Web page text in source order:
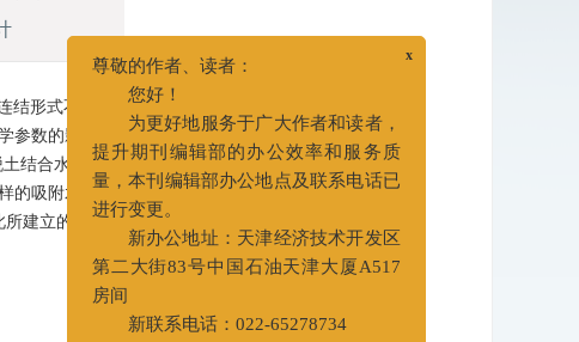
结形式不同。
参数的影响，
结合水含量与
的吸附水类型
所建立的模型有
尊敬的作者、读者：
您好！
为更好地服务于广大作者和读者，
提升期刊编辑部的办公效率和服务质
量，本刊编辑部办公地点及联系电话已
进行变更。
新办公地址：天津经济技术开发区
第二大街83号中国石油天津大厦A517